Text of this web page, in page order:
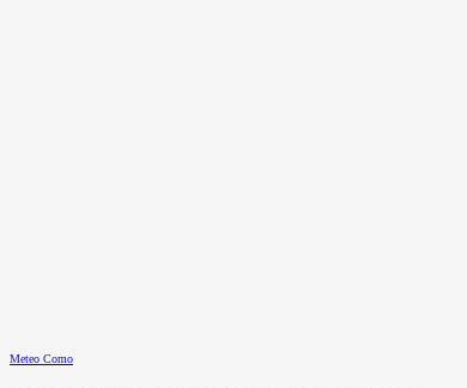
Meteo Como